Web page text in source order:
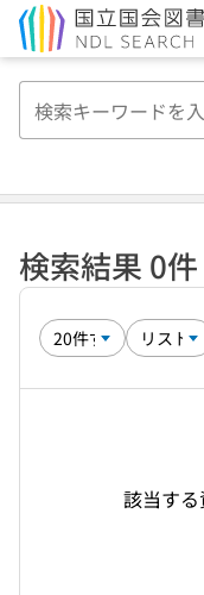
検索結果 0件
該当す